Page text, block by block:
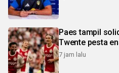
Paes tampil
Twente pesta
7 jam lalu